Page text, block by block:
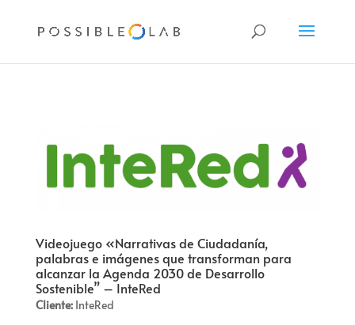
Videojuego «Narrativas de Ciudadanía,
palabras e imágenes que transforman para
alcanzar la Agenda 2030 de Desarrollo
Sostenible” – InteRed
Cliente: InteRed